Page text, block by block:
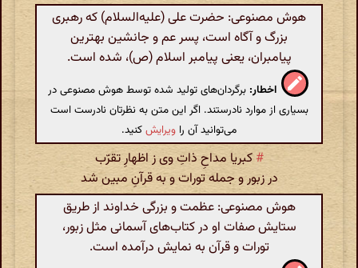
هوش مصنوعی: حضرت علی (علیه‌السلام) که رهبری
بزرگ و آگاه است، پسر عم و جانشین بهترین
پیامبران، یعنی پیامبر اسلام (ص)، شده است.
اخطار: برگردان‌های تولید شده توسط هوش مصنوعی در
بسیاری از موارد نادرستند. اگر این متن به نظرتان نادرست است
می‌توانید آن را ویرایشکنید.
# کبریا مداحِ ذاتِ وی ز اظهارِ تقرّب
در زبور و جمله تورات و به قرآنِ مبین شد
هوش مصنوعی: عظمت و بزرگی خداوند از طریق
ستایش صفات او در کتاب‌های آسمانی مثل زبور،
تورات و قرآن به نمایش درآمده است.